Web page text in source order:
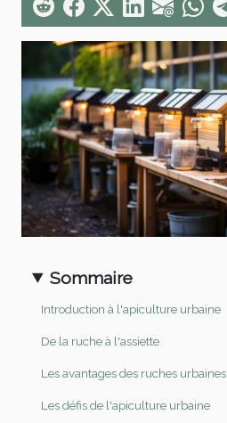
Sommaire
Introduction à l'apiculture urbaine
De la ruche à l'assiette
Les avantages des ruches urbaines
Les défis de l'apiculture urbaine